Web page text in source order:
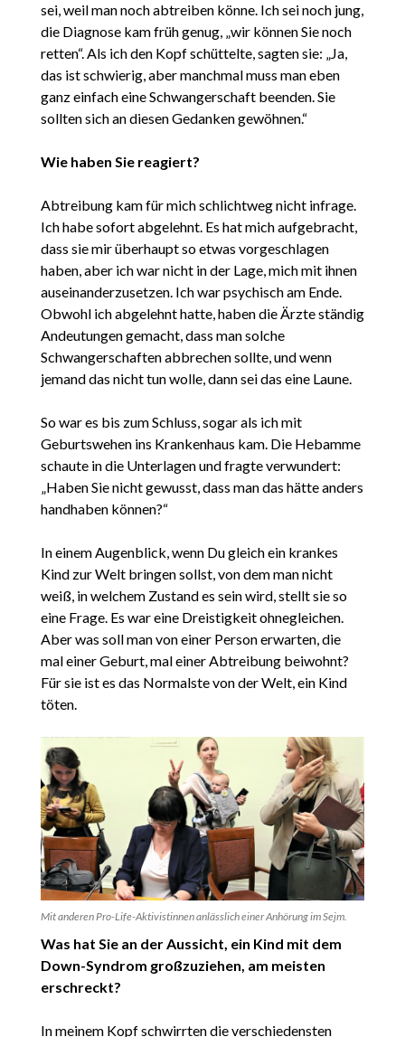
sei, weil man noch abtreiben könne. Ich sei noch jung,
die Diagnose kam früh genug, „wir können Sie noch
retten“. Als ich den Kopf schüttelte, sagten sie: „Ja,
das ist schwierig, aber manchmal muss man eben
ganz einfach eine Schwangerschaft beenden. Sie
sollten sich an diesen Gedanken gewöhnen.“
Wie haben Sie reagiert?
Abtreibung kam für mich schlichtweg nicht infrage.
Ich habe sofort abgelehnt. Es hat mich aufgebracht,
dass sie mir überhaupt so etwas vorgeschlagen
haben, aber ich war nicht in der Lage, mich mit ihnen
auseinanderzusetzen. Ich war psychisch am Ende.
Obwohl ich abgelehnt hatte, haben die Ärzte ständig
Andeutungen gemacht, dass man solche
Schwangerschaften abbrechen sollte, und wenn
jemand das nicht tun wolle, dann sei das eine Laune.
So war es bis zum Schluss, sogar als ich mit
Geburtswehen ins Krankenhaus kam. Die Hebamme
schaute in die Unterlagen und fragte verwundert:
„Haben Sie nicht gewusst, dass man das hätte anders
handhaben können?“
In einem Augenblick, wenn Du gleich ein krankes
Kind zur Welt bringen sollst, von dem man nicht
weiß, in welchem Zustand es sein wird, stellt sie so
eine Frage. Es war eine Dreistigkeit ohnegleichen.
Aber was soll man von einer Person erwarten, die
mal einer Geburt, mal einer Abtreibung beiwohnt?
Für sie ist es das Normalste von der Welt, ein Kind
töten.
Mit anderen Pro-Life-Aktivistinnen anlässlich einer Anhörung im Sejm.
Was hat Sie an der Aussicht, ein Kind mit dem
Down-Syndrom großzuziehen, am meisten
erschreckt?
In meinem Kopf schwirrten die verschiedensten